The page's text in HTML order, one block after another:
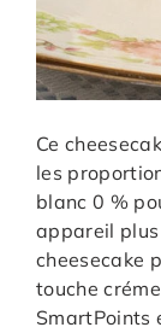
Ce
les
blanc 0 %
appareil
cheesecake
touche
SmartPoints